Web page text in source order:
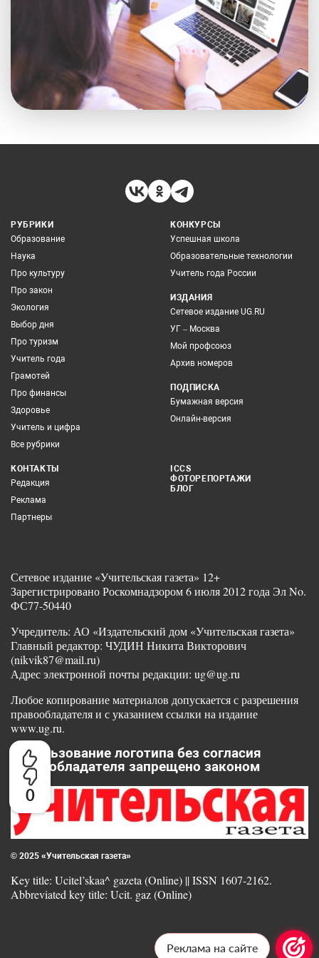
0
РУБРИКИ
Образование
Наука
Про культуру
Про закон
Экология
Выбор дня
Про туризм
Учитель года
Грамотей
Про финансы
Здоровье
Учитель и цифра
Все рубрики
КОНКУРСЫ
Успешная школа
Образовательные технологии
Учитель года России
ИЗДАНИЯ
Сетевое издание UG.RU
УГ – Москва
Мой профсоюз
Архив номеров
ПОДПИСКА
Бумажная версия
Онлайн-версия
КОНТАКТЫ
Редакция
Реклама
Партнеры
ICCS
ФОТОРЕПОРТАЖИ
БЛОГ
Сетевое издание «Учительская газета» 12+
Зарегистрировано Роскомнадзором 6 июля 2012 года Эл No.
ФС77-50440
Учредитель: АО «Издательский дом «Учительская газета»
Главный редактор: ЧУДИН Никита Викторович
(nikvik87@mail.ru)
Адрес электронной почты редакции: ug@ug.ru
Любое копирование материалов допускается с разрешения
правообладателя и с указанием ссылки на издание
www.ug.ru.
Использование логотипа без согласия
правообладателя запрещено законом
© 2025 «Учительская газета»
Key title: Ucitel’skaa^ gazeta (Online) || ISSN 1607-2162.
Abbreviated key title: Ucit. gaz (Online)
Реклама на сайте